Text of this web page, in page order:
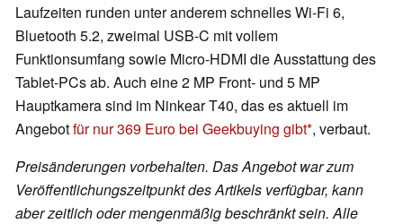
Laufzeiten runden unter anderem schnelles Wi-Fi 6,
Bluetooth 5.2, zweimal USB-C mit vollem
Funktionsumfang sowie Micro-HDMI die Ausstattung des
Tablet-PCs ab. Auch eine 2 MP Front- und 5 MP
Hauptkamera sind im Ninkear T40, das es aktuell im
Angebotfür nur 369 Euro bei Geekbuying gibt , verbaut.
Preisänderungen vorbehalten. Das Angebot war zum
Veröffentlichungszeitpunkt des Artikels verfügbar, kann
aber zeitlich oder mengenmäßig beschränkt sein. Alle